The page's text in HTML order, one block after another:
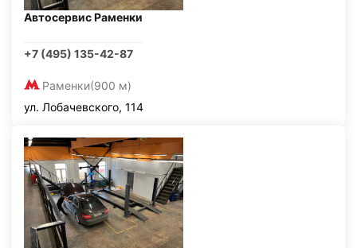
Автосервис Раменки
+7 (495) 135-42-87
Раменки(900 м)
ул. Лобачевского, 114